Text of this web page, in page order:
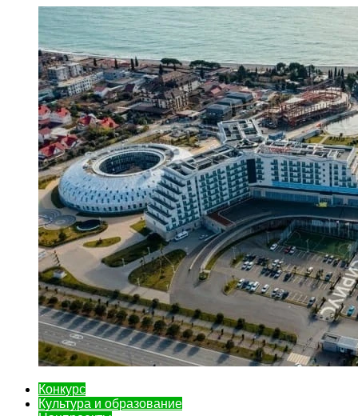
Конкурс
Культура и образование